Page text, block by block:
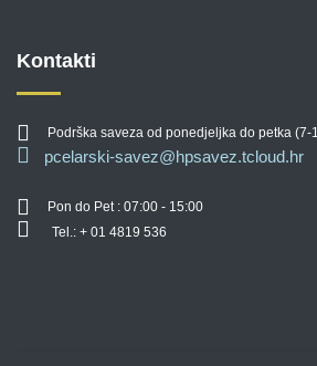
Kontakti
Podrška saveza od ponedjeljka do petka (7-
pcelarski-savez@hpsavez.tcloud.hr
Pon do Pet : 07:00 - 15:00
Tel.: + 01 4819 536